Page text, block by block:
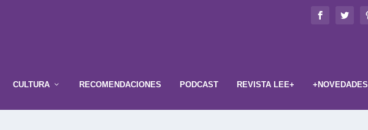
CULTURA RECOMENDACIONES PODCAST REVISTA LEE+ +NOVEDADES